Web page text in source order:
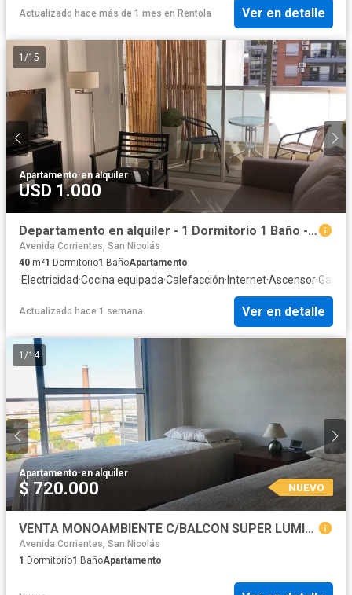
Actualizado hace más de 1 mes en Rentola Ver en detalle
1 /15
Apartamento·en alquiler
USD 1.000
Departamento en alquiler - 1 Dormitorio 1 Baño - Palermo
Avenida Corrientes, San Nicolás
40 m²1 Dormitorio1 BañoApartamento
·Electricidad·Cocina equipada·Calefacción·Internet·Ascensor·Gas
Actualizado hace 1 semana Ver en detalle
1 /14
Apartamento·en alquiler
$ 720.000 NUEVO
VENTA MONOAMBIENTE C/BALCON SUPER LUMINOSO!
Avenida Corrientes, San Nicolás
1 Dormitorio1 BañoApartamento